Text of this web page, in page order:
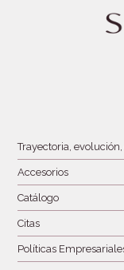
Trayectoria,
Accesorios
Catálogo
Citas
Políticas